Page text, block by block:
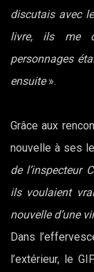
discutais avec
livre, ils me
personnages
ensuite».
Grâce aux
nouvelle à ses
de l’inspecteur
ils voulaient
nouvelle d’une
Dans
l’extérieur, le